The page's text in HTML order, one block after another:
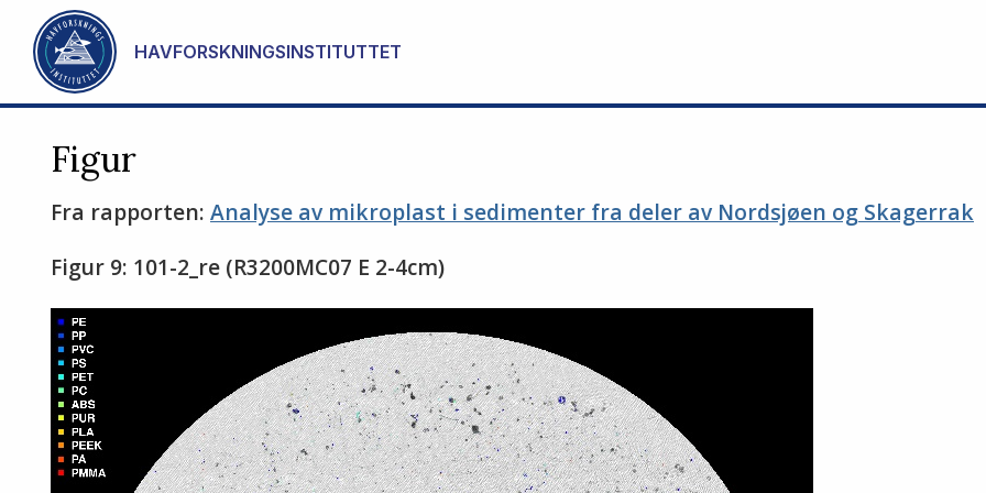
Gå til hovedinnhold
HAVFORSKNINGSINSTITUTTET
Figur
Fra rapporten: Analyse av mikroplast i sedimenter fra deler av Nordsjøen og Skagerrak
Figur 9: 101-2_re (R3200MC07 E 2-4cm)